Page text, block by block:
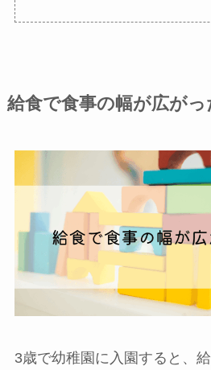
給食で食事の幅が広がっ
3歳で幼稚園に入園すると、